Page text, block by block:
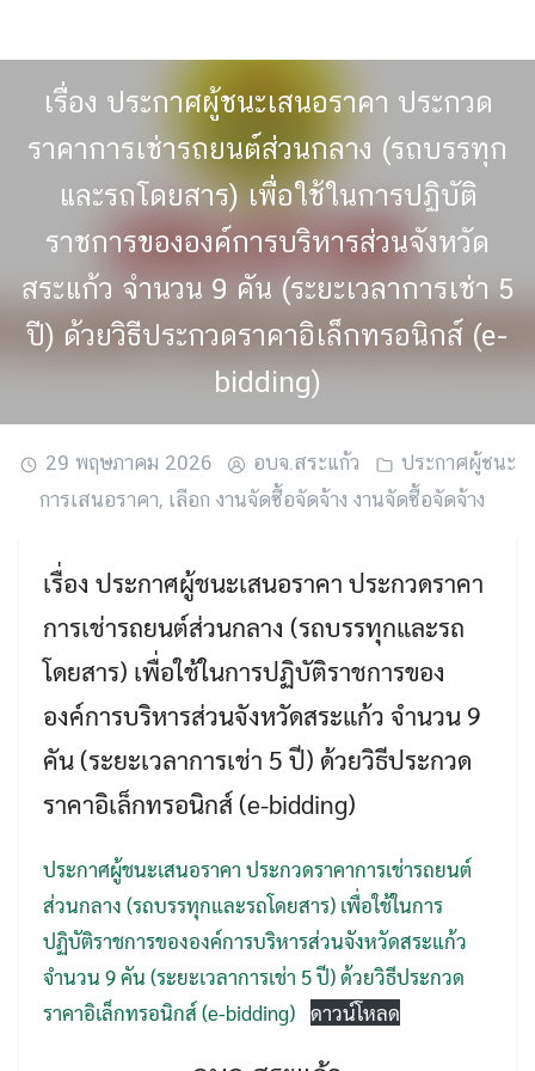
content
for:
เรื่อง ประกาศผู้ชนะเสนอราคา ประกวด
ราคาการเช่ารถยนต์ส่วนกลาง (รถบรรทุก
และรถโดยสาร) เพื่อใช้ในการปฏิบัติ
ราชการขององค์การบริหารส่วนจังหวัด
สระแก้ว จำนวน 9 คัน (ระยะเวลาการเช่า 5
ปี) ด้วยวิธีประกวดราคาอิเล็กทรอนิกส์ (e-
bidding)
29 พฤษภาคม 2026 อบจ.สระแก้ว
ประกาศผู้ชนะ
การเสนอราคา, เลือก งานจัดซื้อจัดจ้าง งานจัดซื้อจัดจ้าง
เรื่อง ประกาศผู้ชนะเสนอราคา ประกวดราคา
การเช่ารถยนต์ส่วนกลาง (รถบรรทุกและรถ
โดยสาร) เพื่อใช้ในการปฏิบัติราชการของ
องค์การบริหารส่วนจังหวัดสระแก้ว จำนวน 9
คัน (ระยะเวลาการเช่า 5 ปี) ด้วยวิธีประกวด
ราคาอิเล็กทรอนิกส์ (e-bidding)
ประกาศผู้ชนะเสนอราคา ประกวดราคาการเช่ารถยนต์
ส่วนกลาง (รถบรรทุกและรถโดยสาร) เพื่อใช้ในการ
ปฏิบัติราชการขององค์การบริหารส่วนจังหวัดสระแก้ว
จำนวน 9 คัน (ระยะเวลาการเช่า 5 ปี) ด้วยวิธีประกวด
ราคาอิเล็กทรอนิกส์ (e-bidding) ดาวน์โหลด